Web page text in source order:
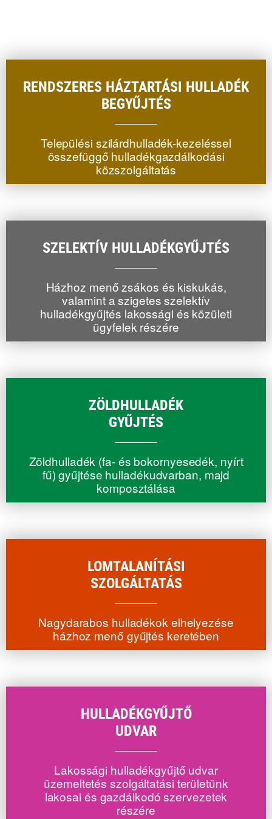
RENDSZERES HÁZTARTÁSI HULLADÉK
BEGYŰJTÉS
Települési szilárdhulladék-kezeléssel
összefüggő hulladékgazdálkodási
közszolgáltatás
SZELEKTÍV HULLADÉKGYŰJTÉS
Házhoz menő zsákos és kiskukás,
valamint a szigetes szelektív
hulladékgyűjtés lakossági és közületi
ügyfelek részére
ZÖLDHULLADÉK
GYŰJTÉS
Zöldhulladék (fa- és bokornyesedék, nyírt
fű) gyűjtése hulladékudvarban, majd
komposztálása
LOMTALANÍTÁSI
SZOLGÁLTATÁS
Nagydarabos hulladékok elhelyezése
házhoz menő gyűjtés keretében
HULLADÉKGYŰJTŐ
UDVAR
Lakossági hulladékgyűjtő udvar
üzemeltetés szolgáltatási területünk
lakosai és gazdálkodó szervezetek
részére